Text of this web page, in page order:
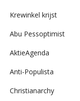
Krewinkel krijst
Abu Pessoptimist
AktieAgenda
Anti-Populista
Christianarchy